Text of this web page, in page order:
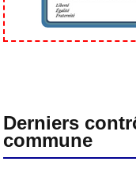
Derniers
commune